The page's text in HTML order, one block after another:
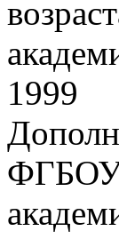
1999
ФГБОУ